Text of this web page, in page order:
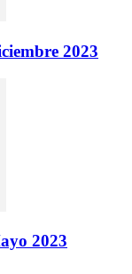
2023
2023